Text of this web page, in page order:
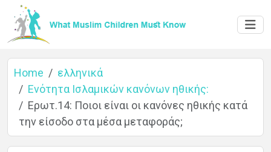
Home
Home
ελληνικά
Ενότητα Ισλαμικών κανόνων ηθικής:
Ερωτ.14: Ποιοι είναι οι κανόνες ηθικής κατά
την είσοδο στα μέσα μεταφοράς;